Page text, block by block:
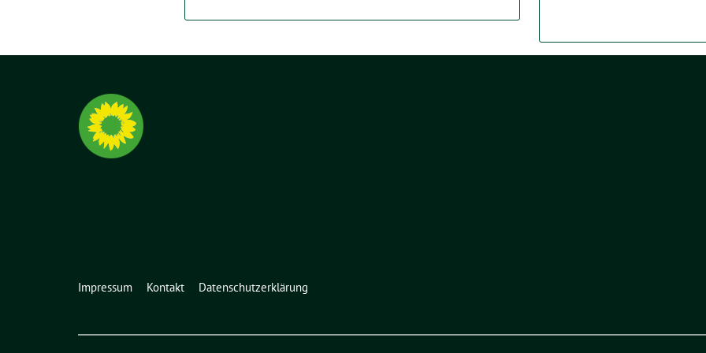
Impressum Kontakt Datenschutzerklärung